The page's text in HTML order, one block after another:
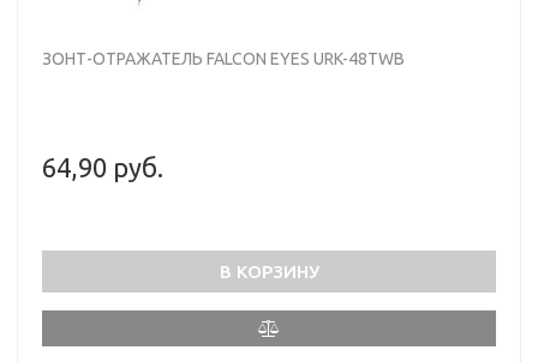
ЗОНТ-ОТРАЖАТЕЛЬ FALCON EYES URK-48TWB
64,90 руб.
В КОРЗИНУ